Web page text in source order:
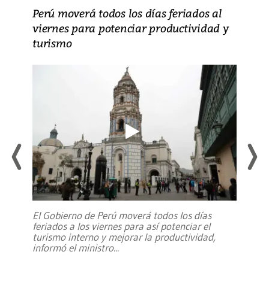
Perú moverá todos los días feriados al
viernes para potenciar productividad y
turismo
El Gobierno de Perú moverá todos los días
feriados a los viernes para así potenciar el
turismo interno y mejorar la productividad,
informó el ministro...